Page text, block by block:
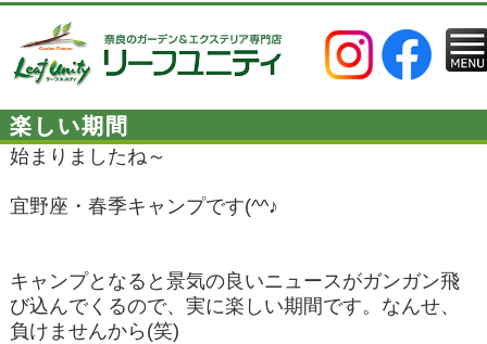
楽しい期間
始まりましたね～
宜野座・春季キャンプです(^^♪
キャンプとなると景気の良いニュースがガンガン飛
び込んでくるので、実に楽しい期間です。なんせ、
負けませんから(笑)